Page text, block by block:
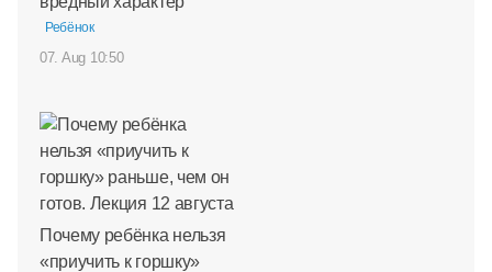
Ребёнок
07. Aug 10:50
Почему ребёнка нельзя
«приучить к горшку»